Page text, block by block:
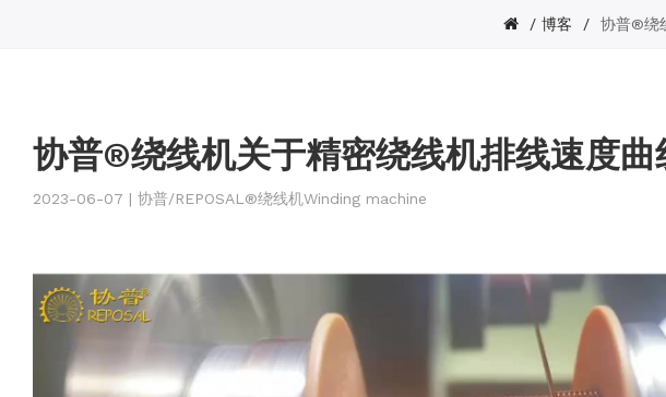
博客 协普®绕
协普®绕线机关于精密绕线机排线速度曲
2023-06-07 | 协普/REPOSAL®绕线机Winding machine